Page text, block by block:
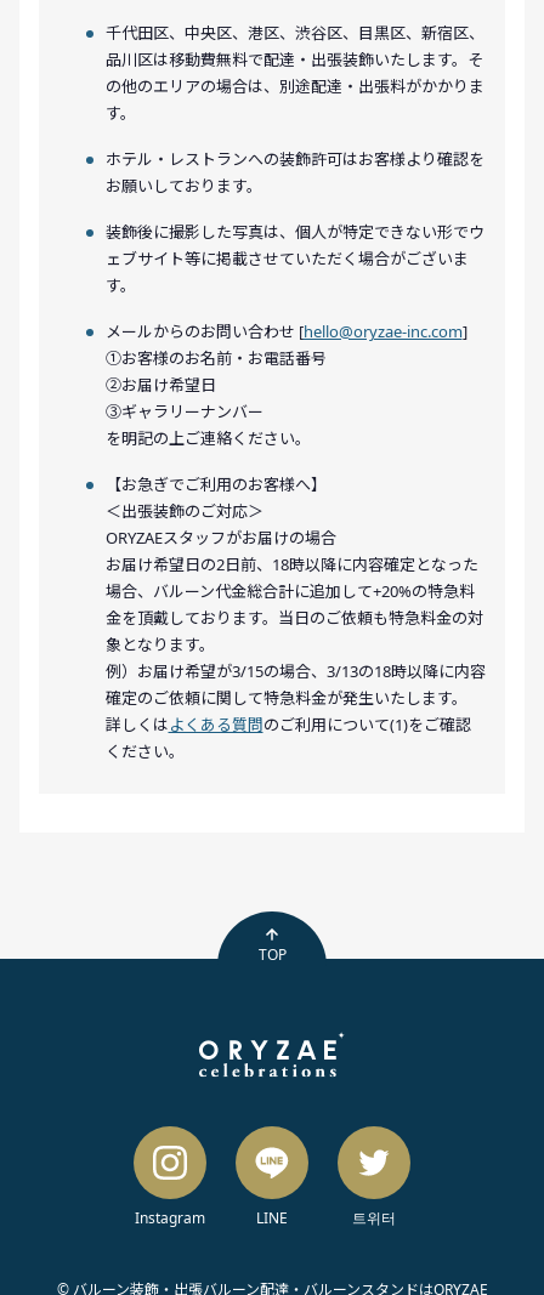
千代田区、中央区、港区、渋谷区、目黒区、新宿区、
品川区は移動費無料で配達・出張装飾いたします。そ
の他のエリアの場合は、別途配達・出張料がかかりま
す。
ホテル・レストランへの装飾許可はお客様より確認を
お願いしております。
装飾後に撮影した写真は、個人が特定できない形でウ
ェブサイト等に掲載させていただく場合がございま
す。
メールからのお問い合わせ [hello@oryzae-inc.com]
①お客様のお名前・お電話番号
②お届け希望日
③ギャラリーナンバー
を明記の上ご連絡ください。
【お急ぎでご利用のお客様へ】
＜出張装飾のご対応＞
ORYZAEスタッフがお届けの場合
お届け希望日の2日前、18時以降に内容確定となった
場合、バルーン代金総合計に追加して+20%の特急料
金を頂戴しております。当日のご依頼も特急料金の対
象となります。
例）お届け希望が3/15の場合、3/13の18時以降に内容
確定のご依頼に関して特急料金が発生いたします。
詳しくはよくある質問のご利用について(1)をご確認
ください。
TOP
Instagram LINE 트위터
© バルーン装飾・出張バルーン配達・バルーンスタンドはORYZAE